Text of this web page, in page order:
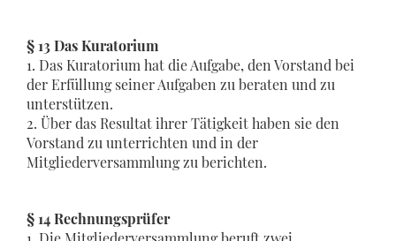
§ 13 Das Kuratorium
1. Das Kuratorium hat die Aufgabe, den Vorstand bei
der Erfüllung seiner Aufgaben zu beraten und zu
unterstützen.
2. Über das Resultat ihrer Tätigkeit haben sie den
Vorstand zu unterrichten und in der
Mitgliederversammlung zu berichten.
§ 14 Rechnungsprüfer